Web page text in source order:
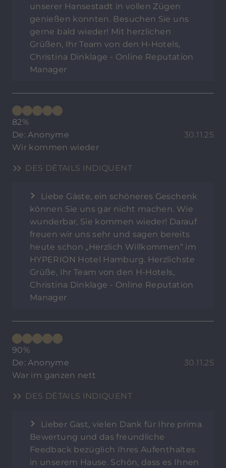
unserer Hansestadt in vollen Zügen
genießen konnten. Besuchen Sie uns
gerne bald wieder! Mit herzlichen
Grüßen, Ihr Team von den H-Hotels,
Christina Dinklage - Online Reputation
Manager
82%
De: Anonyme
30.11.25
Wir kommen wieder
DES DÉTAILS INDIQUENT
Liebe Gäste, ein schöneres Geschenk
können Sie uns gar nicht machen. Wie
wunderbar, Sie kommen wieder! Darauf
freuen wir uns sehr und sagen bereits
heute schon „Herzlich Willkommen“ im
HYPERION Hotel Hamburg. Herzlichste
Grüße, Ihr Team von den H-Hotels,
Christina Dinklage - Online Reputation
Manager
90%
De: Anonyme
30.11.25
War im ganzen nett
DES DÉTAILS INDIQUENT
Lieber Gast, vielen Dank für Ihre prima
Bewertung und das freundliche
Feedback bezüglich Ihres Aufenthaltes
in unserem Hause. Schön, dass es Ihnen